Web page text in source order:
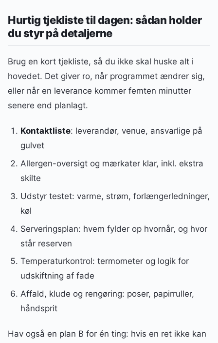
Hurtig tjekliste til dagen: sådan holder
du styr på detaljerne
Brug en kort tjekliste, så du ikke skal huske alt i
hovedet. Det giver ro, når programmet ændrer sig,
eller når en leverance kommer femten minutter
senere end planlagt.
Kontaktliste: leverandør, venue, ansvarlige på
gulvet
Allergen-oversigt og mærkater klar, inkl. ekstra
skilte
Udstyr testet: varme, strøm, forlængerledninger,
køl
Serveringsplan: hvem fylder op hvornår, og hvor
står reserven
Temperaturkontrol: termometer og logik for
udskiftning af fade
Affald, klude og rengøring: poser, papirruller,
håndsprit
Hav også en plan B for én ting: hvis en ret ikke kan